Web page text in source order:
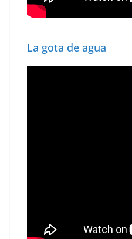
La gota de agua